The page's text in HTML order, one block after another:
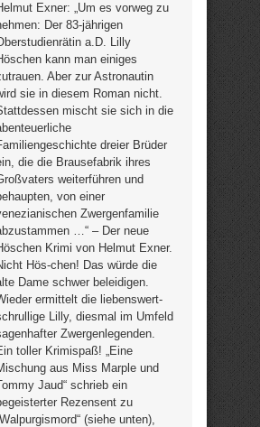
Exner: „Um es vorweg zu
Der 83-jährigen
a.D. Lilly
kann man einiges
Aber zur Astronautin
sie in diesem Roman nicht.
mischt sie sich in die
dreier Brüder
die die Brausefabrik ihres
weiterführen und
von einer
Zwergenfamilie
…“ – Der neue
Krimi von Helmut Exner.
Hös-chen! Das würde die
Dame schwer beleidigen.
ermittelt die liebenswert-
Lilly, diesmal im Umfeld
Zwergenlegenden.
toller Krimispaß! „Eine
aus Miss Marple und
Jaud“ schrieb ein
Rezensent zu
(siehe unten),